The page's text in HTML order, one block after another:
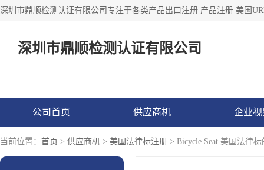
深圳市鼎顺检测认证有限公司
公司首页 供应商机 企业视
当前位置： 首页 > 供应商机 > 美国法律标注册 > Bicycle Seat 美国法律